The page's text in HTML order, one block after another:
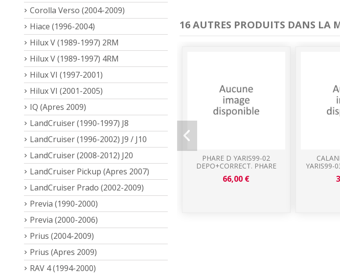
16 AUTRES PRODUITS DANS LA
PHARE D YARIS99-02
DEPO+CORRECT. PHARE
66,00 €
YARIS99-
Corolla Verso (2004-2009)
Hiace (1996-2004)
Hilux V (1989-1997) 2RM
Hilux V (1989-1997) 4RM
Hilux VI (1997-2001)
Hilux VI (2001-2005)
IQ (Apres 2009)
LandCruiser (1990-1997) J8
LandCruiser (1996-2002) J9 / J10
LandCruiser (2008-2012) J20
LandCruiser Pickup (Apres 2007)
LandCruiser Prado (2002-2009)
Previa (1990-2000)
Previa (2000-2006)
Prius (2004-2009)
Prius (Apres 2009)
RAV 4 (1994-2000)